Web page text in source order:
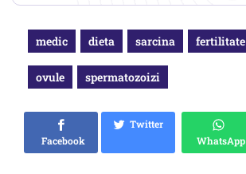
medic dieta sarcina fertilitate
ovule spermatozoizi
Facebook
Twitter
WhatsApp